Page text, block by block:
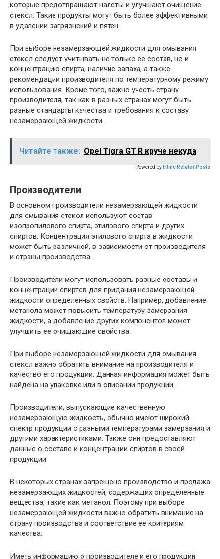
которые предотвращают налеты и улучшают очищение
стекол. Такие продукты могут быть более эффективными
в удалении загрязнений и пятен.
При выборе незамерзающей жидкости для омывания
стекол следует учитывать не только ее состав, но и
концентрацию спирта, наличие запаха, а также
рекомендации производителя по температурному режиму
использования. Кроме того, важно учесть страну
производителя, так как в разных странах могут быть
разные стандарты качества и требования к составу
незамерзающей жидкости.
Читайте также: Opel Tigra GT R круче некуда
Powered by Inline Related Posts
Производители
В основном производители незамерзающей жидкости
для омывания стекол используют состав
изопропилового спирта, этилового спирта и других
спиртов. Концентрация этилового спирта в жидкости
может быть различной, в зависимости от производителя
и страны производства.
Производители могут использовать разные составы и
концентрации спиртов для придания незамерзающей
жидкости определенных свойств. Например, добавление
метанола может повысить температуру замерзания
жидкости, а добавление других компонентов может
улучшить ее очищающие свойства.
При выборе незамерзающей жидкости для омывания
стекол важно обратить внимание на производителя и
качество его продукции. Данная информация может быть
найдена на упаковке или в описании продукции.
Производители, выпускающие качественную
незамерзающую жидкость, обычно имеют широкий
спектр продукции с разными температурами замерзания и
другими характеристиками. Также они предоставляют
данные о составе и концентрации спиртов в своей
продукции.
В некоторых странах запрещено производство и продажа
незамерзающих жидкостей, содержащих определенные
вещества, такие как метанол. Поэтому при выборе
незамерзающей жидкости важно обратить внимание на
страну производства и соответствие ее критериям
качества.
Иметь информацию о производителе и его продукции